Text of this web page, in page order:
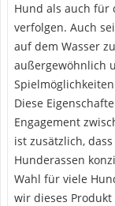
Hund als auch für
verfolgen. Auch
auf dem Wasser
außergewöhnlich
Diese
Engagement
ist zusätzlich,
Hunderassen
Wahl für viele
wir dieses